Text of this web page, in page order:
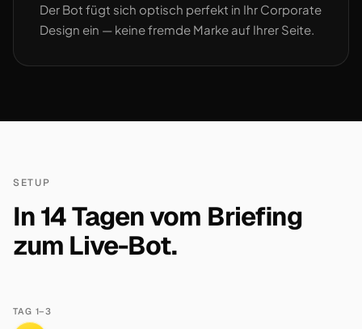
Der Bot fügt sich optisch perfekt in Ihr Corporate
Design ein — keine fremde Marke auf Ihrer Seite.
SETUP
In 14 Tagen vom Briefing
zum Live-Bot.
TAG 1–3